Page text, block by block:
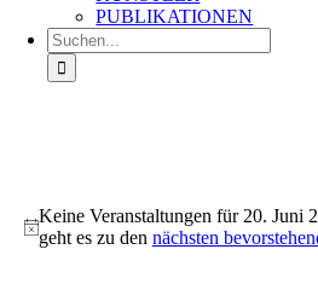
PUBLIKATIONEN
Suche
nach:
für
20.
Hinweis
Keine Veranstaltungen für 20. Juni
geht es zu den nächsten